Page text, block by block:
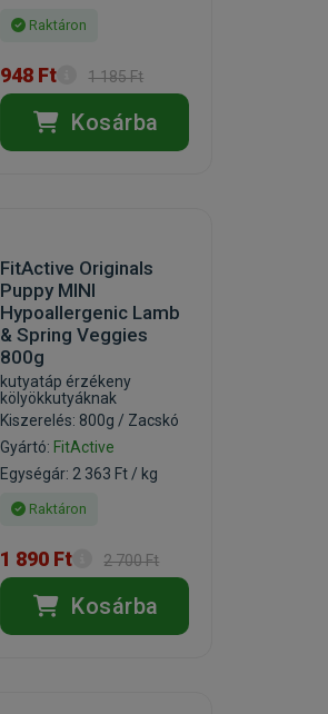
Raktáron
948 Ft 1 185 Ft
Kosárba
FitActive Originals
Puppy MINI
Hypoallergenic Lamb
& Spring Veggies
800g
kutyatáp érzékeny
kölyökkutyáknak
Kiszerelés: 800g / Zacskó
Gyártó: FitActive
Egységár: 2 363 Ft / kg
Raktáron
1 890 Ft 2 700 Ft
Kosárba